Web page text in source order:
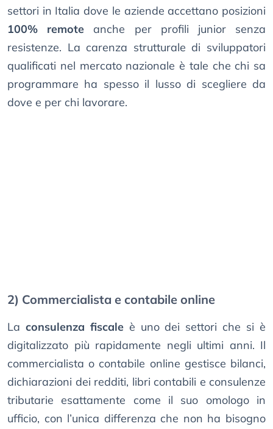
settori in Italia dove le aziende accettano posizioni
100% remote anche per profili junior senza
resistenze. La carenza strutturale di sviluppatori
qualificati nel mercato nazionale è tale che chi sa
programmare ha spesso il lusso di scegliere da
dove e per chi lavorare.
2) Commercialista e contabile online
La consulenza fiscaleè uno dei settori che si è
digitalizzato più rapidamente negli ultimi anni. Il
commercialista o contabile online gestisce bilanci,
dichiarazioni dei redditi, libri contabili e consulenze
tributarie esattamente come il suo omologo in
ufficio, con l’unica differenza che non ha bisogno